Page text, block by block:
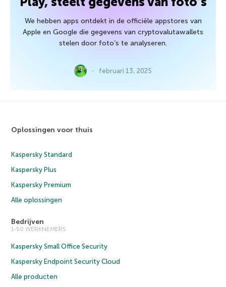
We hebben apps ontdekt in de officiële appstores van
Apple en Google die gegevens van cryptovalutawallets
stelen door foto’s te analyseren.
februari 13, 2025
Oplossingen voor thuis
Kaspersky Standard
Kaspersky Plus
Kaspersky Premium
Alle oplossingen
Bedrijven
1-50 WERKNEMERS
Kaspersky Small Office Security
Kaspersky Endpoint Security Cloud
Alle producten